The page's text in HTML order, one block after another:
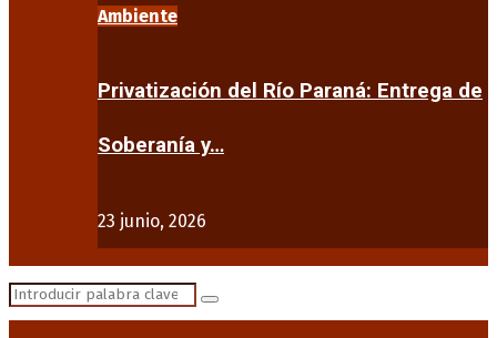
Ambiente
Privatización del Río Paraná: Entrega de
Soberanía y…
23 junio, 2026
Search
Search